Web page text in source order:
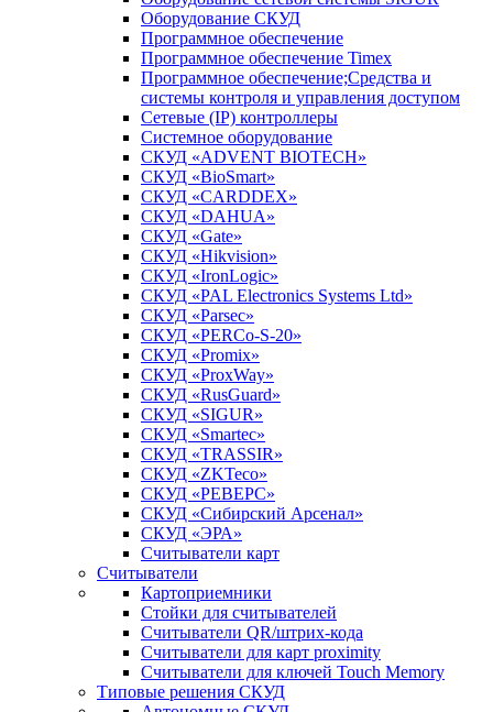
Оборудование СКУД
Программное обеспечение
Программное обеспечение Timex
Программное обеспечение;Средства и
системы контроля и управления доступом
Сетевые (IP) контроллеры
Системное оборудование
СКУД «ADVENT BIOTECH»
СКУД «BioSmart»
СКУД «CARDDEX»
СКУД «DAHUA»
СКУД «Gate»
СКУД «Hikvision»
СКУД «IronLogic»
СКУД «PAL Electronics Systems Ltd»
СКУД «Parsec»
СКУД «PERCo-S-20»
СКУД «Promix»
СКУД «ProxWay»
СКУД «RusGuard»
СКУД «SIGUR»
СКУД «Smartec»
СКУД «TRASSIR»
СКУД «ZKTeco»
СКУД «РЕВЕРС»
СКУД «Сибирский Арсенал»
СКУД «ЭРА»
Считыватели карт
Считыватели
Картоприемники
Стойки для считывателей
Считыватели QR/штрих-кода
Считыватели для карт proximity
Считыватели для ключей Touch Memory
Типовые решения СКУД